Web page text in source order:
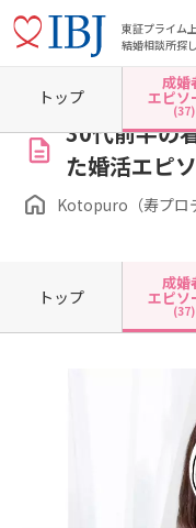
東証プライム
結婚相談所探
ホーム 大阪府の結婚相談所 大
30代前半の
た婚活エピ
Kotopuro（寿プロ
トップ
成婚
エピソ
(37)
トップ
成婚
エピソ
(37)